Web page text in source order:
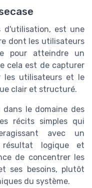
d'utilisation, est une
dont les utilisateurs
pour atteindre un
cela est de capturer
les utilisateurs et le
clair et structuré.
le domaine des
récits simples qui
avec un
logique et
de concentrer les
ses besoins, plutôt
du système.